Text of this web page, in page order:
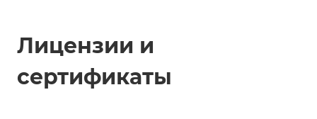
Лицензии и
сертификаты